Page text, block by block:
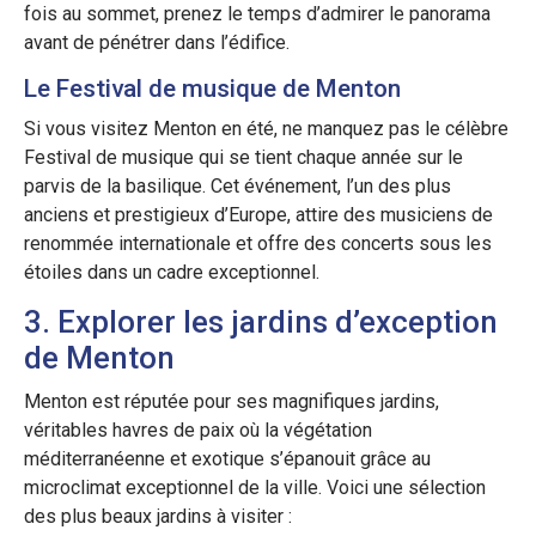
fois au sommet, prenez le temps d’admirer le panorama
avant de pénétrer dans l’édifice.
Le Festival de musique de Menton
Si vous visitez Menton en été, ne manquez pas le célèbre
Festival de musique qui se tient chaque année sur le
parvis de la basilique. Cet événement, l’un des plus
anciens et prestigieux d’Europe, attire des musiciens de
renommée internationale et offre des concerts sous les
étoiles dans un cadre exceptionnel.
3. Explorer les jardins d’exception
de Menton
Menton est réputée pour ses magnifiques jardins,
véritables havres de paix où la végétation
méditerranéenne et exotique s’épanouit grâce au
microclimat exceptionnel de la ville. Voici une sélection
des plus beaux jardins à visiter :